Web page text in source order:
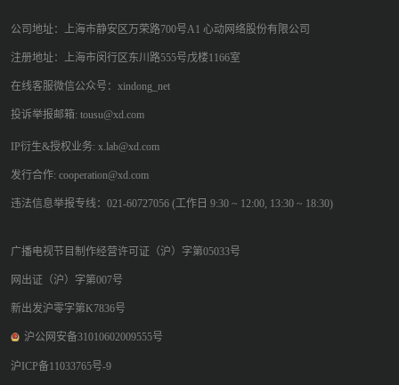
公司地址：上海市静安区万荣路700号A1 心动网络股份有限公司
注册地址：上海市闵行区东川路555号戊楼1166室
在线客服微信公众号：xindong_net
投诉举报邮箱: tousu@xd.com
IP衍生&授权业务: x.lab@xd.com
发行合作: cooperation@xd.com
违法信息举报专线：021-60727056 (工作日 9:30 ~ 12:00, 13:30 ~ 18:30)
广播电视节目制作经营许可证（沪）字第05033号
网出证（沪）字第007号
新出发沪零字第K7836号
沪公网安备31010602009555号
沪ICP备11033765号-9